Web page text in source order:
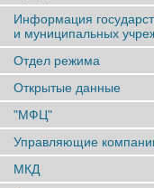
Информация
и муниципальных
Отдел режима
Открытые данные
"МФЦ"
Управляющие
МКД